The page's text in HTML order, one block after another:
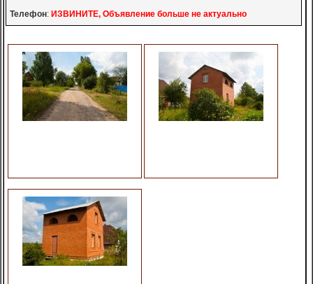
Телефон: ИЗВИНИТЕ, Объявление больше не актуально